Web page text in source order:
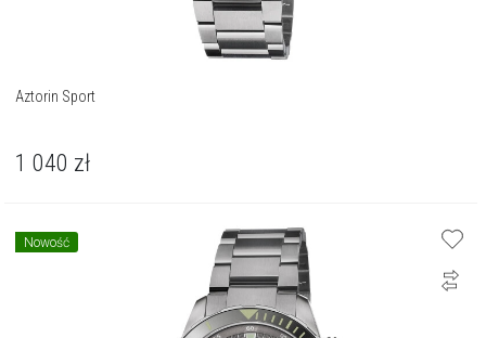
Aztorin Sport
1 040 zł
Nowość